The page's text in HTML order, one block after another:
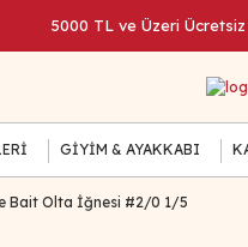
5000 TL ve Üzeri Ücretsiz
GİYİM & AYAKKABI
Bait Olta İğnesi #2/0 1/5